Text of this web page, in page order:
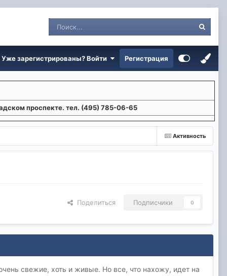
Уже зарегистрированы? Войти Регистрация
проспекте. тел. (495) 785-06-65
Активность
Поделиться Подписчики 0
свежие, хоть и живые. Но все, что нахожу, идет на